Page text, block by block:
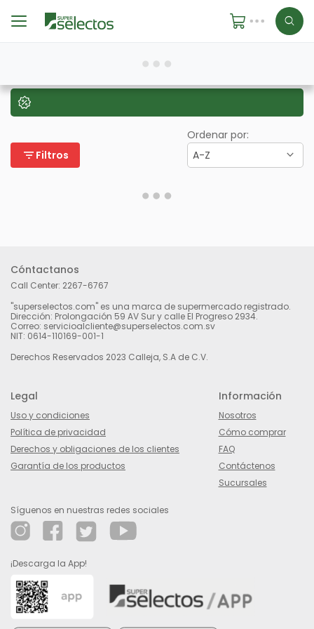
filter_list Filtros
Ordenar por:
A-Z
Cóntactanos
Call Center: 2267-6767
"superselectos.com" es una marca de supermercado registrado.
Dirección: Prolongación 59 AV Sur y calle El Progreso 2934.
Correo: servicioalcliente@superselectos.com.sv
NIT: 0614-110169-001-1
Derechos Reservados 2023 Calleja, S.A de C.V.
Legal
Uso y condiciones
Política de privacidad
Derechos y obligaciones de los clientes
Garantía de los productos
Información
Nosotros
Cómo comprar
FAQ
Contáctenos
Sucursales
Síguenos en nuestras redes sociales
¡Descarga la App!